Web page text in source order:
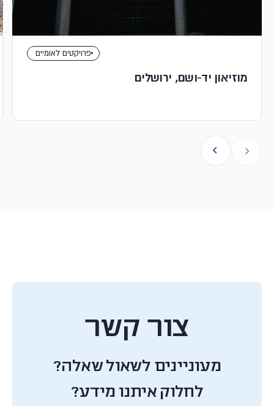
פרויקטים לאומיים
מוזיאון יד-ושם, ירושלים
צור קשר
מעוניינים לשאול שאלה?
לחלוק איתנו מידע?